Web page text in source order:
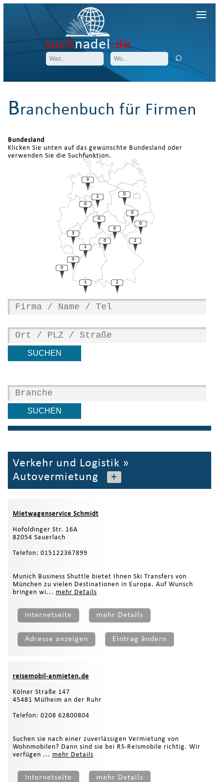
suchnadel.de
Branchenbuch für Firmen
Bundesland
Klicken Sie unten auf das gewünschte Bundesland oder
verwenden Sie die Suchfunktion.
2
0
3
0
0
0
2
0
0
0
0
2
0
1
0
2
Verkehr und Logistik »
Autovermietung
+
Mietwagenservice Schmidt
Hofoldinger Str. 16A
82054 Sauerlach
Telefon: 015122367899
Munich Business Shuttle bietet Ihnen Ski Transfers von
München zu vielen Destinationen in Europa. Auf Wunsch
bringen wi... mehr Details
Internetseite mehr Details
Adresse anzeigen Eintrag ändern
reisemobil-anmieten.de
Kölner Straße 147
45481 Mülheim an der Ruhr
Telefon: 0208 62800804
Suchen sie nach einer zuverlässigen Vermietung von
Wohnmobilen? Dann sind sie bei RS-Reismobile richtig. Wir
verfügen ... mehr Details
Internetseite mehr Details